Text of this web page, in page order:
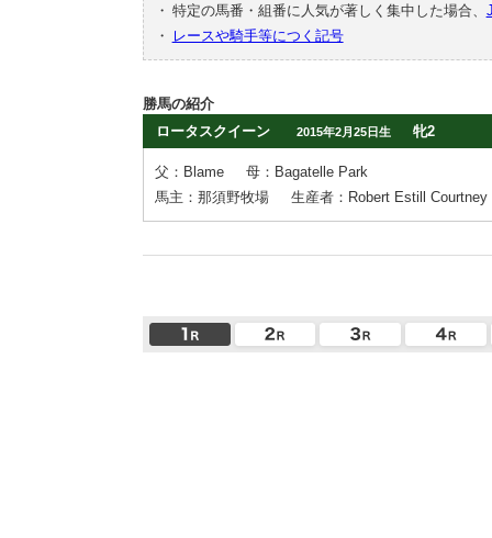
・ 特定の馬番・組番に人気が著しく集中した場合、
・
レースや騎手等につく記号
勝馬の紹介
ロータスクイーン
2015年2月25日生 牝2
父：Blame
母：Bagatelle Park
馬主：那須野牧場
生産者：Robert Estill